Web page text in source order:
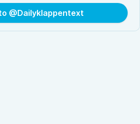
@Dailyklappentext